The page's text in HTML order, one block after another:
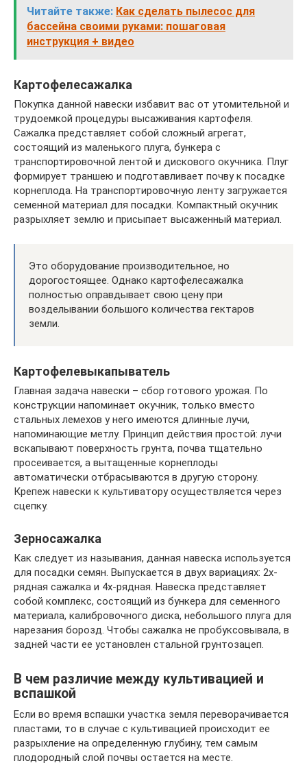
Читайте также: Как сделать пылесос для
бассейна своими руками: пошаговая
инструкция + видео
Картофелесажалка
Покупка данной навески избавит вас от утомительной и
трудоемкой процедуры высаживания картофеля.
Сажалка представляет собой сложный агрегат,
состоящий из маленького плуга, бункера с
транспортировочной лентой и дискового окучника. Плуг
формирует траншею и подготавливает почву к посадке
корнеплода. На транспортировочную ленту загружается
семенной материал для посадки. Компактный окучник
разрыхляет землю и присыпает высаженный материал.
Это оборудование производительное, но
дорогостоящее. Однако картофелесажалка
полностью оправдывает свою цену при
возделывании большого количества гектаров
земли.
Картофелевыкапыватель
Главная задача навески – сбор готового урожая. По
конструкции напоминает окучник, только вместо
стальных лемехов у него имеются длинные лучи,
напоминающие метлу. Принцип действия простой: лучи
вскапывают поверхность грунта, почва тщательно
просеивается, а вытащенные корнеплоды
автоматически отбрасываются в другую сторону.
Крепеж навески к культиватору осуществляется через
сцепку.
Зерносажалка
Как следует из называния, данная навеска используется
для посадки семян. Выпускается в двух вариациях: 2х-
рядная сажалка и 4х-рядная. Навеска представляет
собой комплекс, состоящий из бункера для семенного
материала, калибровочного диска, небольшого плуга для
нарезания борозд. Чтобы сажалка не пробуксовывала, в
задней части ее установлен стальной грунтозацеп.
В чем различие между культивацией и
вспашкой
Если во время вспашки участка земля переворачивается
пластами, то в случае с культивацией происходит ее
разрыхление на определенную глубину, тем самым
плодородный слой почвы остается на месте.